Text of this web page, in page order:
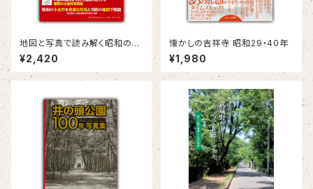
地図と写真で読み解く昭和の小
金井
¥2,420
懐かしの吉祥寺 昭和29・40年
¥1,980